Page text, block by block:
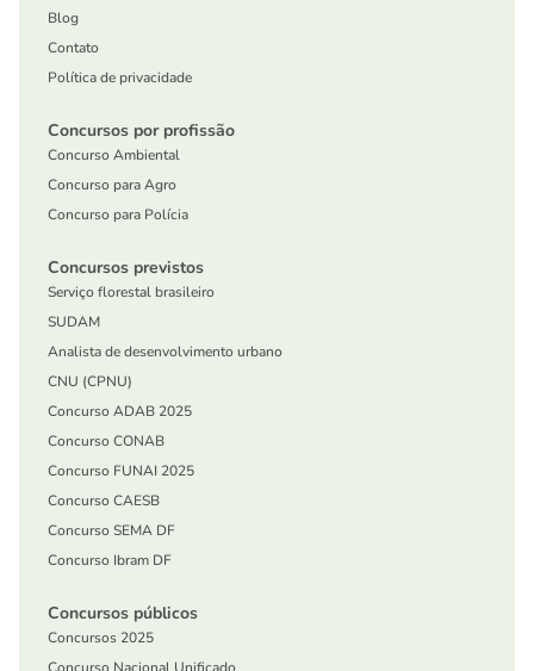
Blog
Contato
Política de privacidade
Concursos por profissão
Concurso Ambiental
Concurso para Agro
Concurso para Polícia
Concursos previstos
Serviço florestal brasileiro
SUDAM
Analista de desenvolvimento urbano
CNU (CPNU)
Concurso ADAB 2025
Concurso CONAB
Concurso FUNAI 2025
Concurso CAESB
Concurso SEMA DF
Concurso Ibram DF
Concursos públicos
Concursos 2025